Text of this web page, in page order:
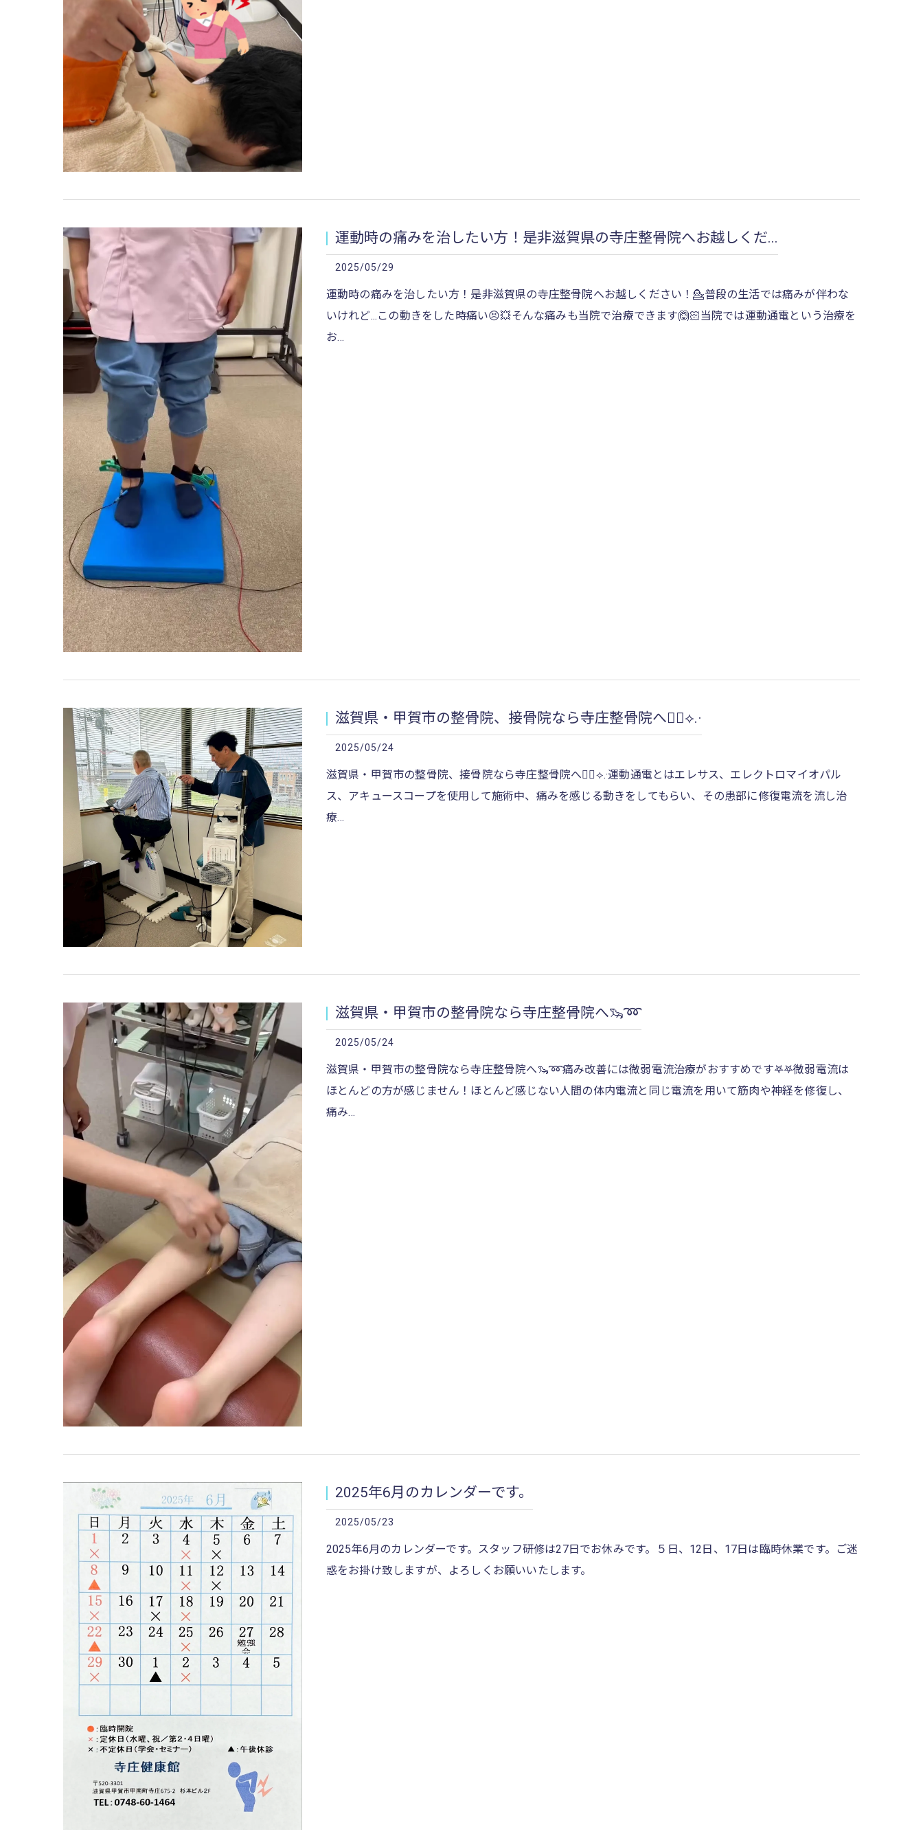
運動時の痛みを治したい方！是非滋賀県の寺庄整骨院へお越しくだ...
2025/05/29
運動時の痛みを治したい方！是非滋賀県の寺庄整骨院へお越しください！💁普段の生活では痛みが伴わな
いけれど...この動きをした時痛い😣💥そんな痛みも当院で治療できます🙆🏻当院では運動通電という治療を
お…
滋賀県・甲賀市の整骨院、接骨院なら寺庄整骨院へ👍🏻⟡.·
2025/05/24
滋賀県・甲賀市の整骨院、接骨院なら寺庄整骨院へ👍🏻⟡.·運動通電とはエレサス、エレクトロマイオパル
ス、アキュースコープを使用して施術中、痛みを感じる動きをしてもらい、その患部に修復電流を流し治
療…
滋賀県・甲賀市の整骨院なら寺庄整骨院へ🦦‪➿
2025/05/24
滋賀県・甲賀市の整骨院なら寺庄整骨院へ🦦‪➿痛み改善には微弱電流治療がおすすめです𖤐𖤐微弱電流は
ほとんどの方が感じません！ほとんど感じない人間の体内電流と同じ電流を用いて筋肉や神経を修復し、
痛み…
2025年6月のカレンダーです。
2025/05/23
2025年6月のカレンダーです。スタッフ研修は27日でお休みです。５日、12日、17日は臨時休業です。ご迷
惑をお掛け致しますが、よろしくお願いいたします。